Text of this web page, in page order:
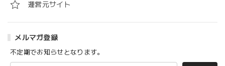
運営元サイト
メルマガ登録
不定期でお知らせとなります。